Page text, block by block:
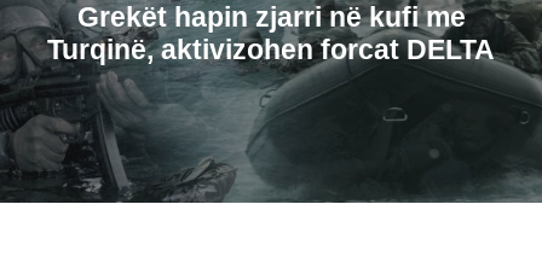
Grekët hapin zjarri në kufi me
Turqinë, aktivizohen forcat DELTA